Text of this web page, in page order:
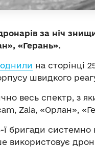
за ніч
«Герань».
на сторінці
швидкого
весь спектр, з
Zala, «Орлан»,
ї бригади системно
використовує